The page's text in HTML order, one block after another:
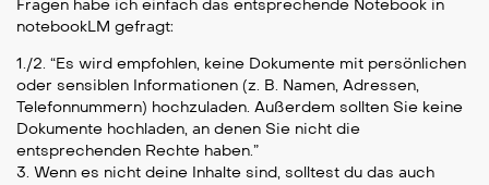
Fragen habe ich einfach das entsprechende Notebook in
notebookLM gefragt:
1./2. “Es wird empfohlen, keine Dokumente mit persönlichen
oder sensiblen Informationen (z. B. Namen, Adressen,
Telefonnummern) hochzuladen. Außerdem sollten Sie keine
Dokumente hochladen, an denen Sie nicht die
entsprechenden Rechte haben.”
3. Wenn es nicht deine Inhalte sind, solltest du das auch